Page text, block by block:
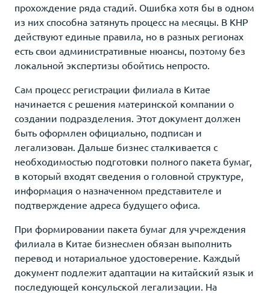
прохождение ряда стадий. Ошибка хотя бы в одном
из них способна затянуть процесс на месяцы. В КНР
действуют единые правила, но в разных регионах
есть свои административные нюансы, поэтому без
локальной экспертизы обойтись непросто.
Сам процесс регистрации филиала в Китае
начинается с решения материнской компании о
создании подразделения. Этот документ должен
быть оформлен официально, подписан и
легализован. Дальше бизнес сталкивается с
необходимостью подготовки полного пакета бумаг,
в который входят сведения о головной структуре,
информация о назначенном представителе и
подтверждение адреса будущего офиса.
При формировании пакета бумаг для учреждения
филиала в Китае бизнесмен обязан выполнить
перевод и нотариальное удостоверение. Каждый
документ подлежит адаптации на китайский язык и
последующей консульской легализации. На